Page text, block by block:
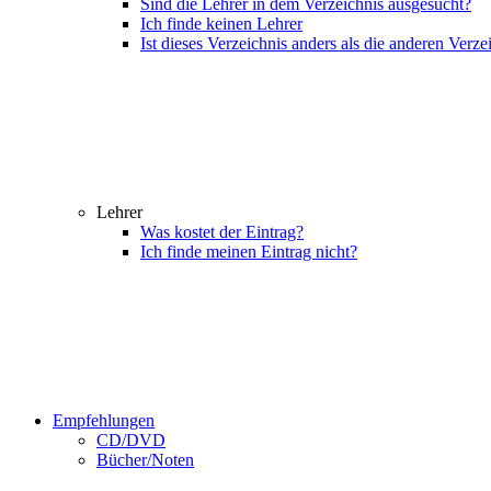
Sind die Lehrer in dem Verzeichnis ausgesucht?
Ich finde keinen Lehrer
Ist dieses Verzeichnis anders als die anderen
Lehrer
Was kostet der Eintrag?
Ich finde meinen Eintrag nicht?
Empfehlungen
CD/DVD
Bücher/Noten